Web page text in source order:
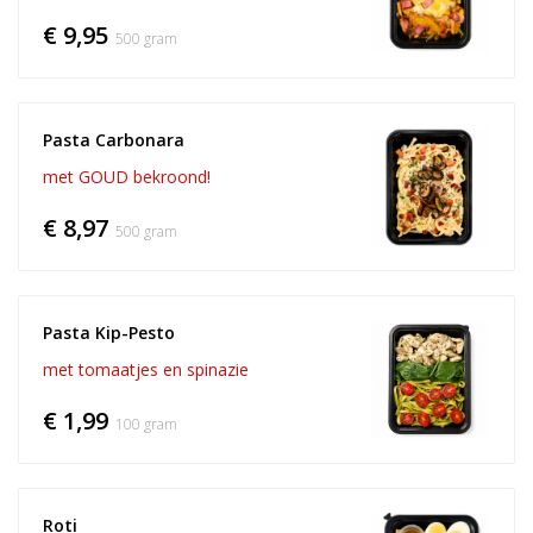
€ 9,95 500 gram
Pasta Carbonara
met GOUD bekroond!
€ 8,97 500 gram
Pasta Kip-Pesto
met tomaatjes en spinazie
€ 1,99 100 gram
Roti